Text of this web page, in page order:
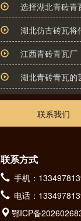
选择湖北青砖青
湖北仿古砖瓦将
江西青砖青瓦厂
湖北青砖青瓦的
联系我们
联系方式
手机：
电话：
鄂ICP备